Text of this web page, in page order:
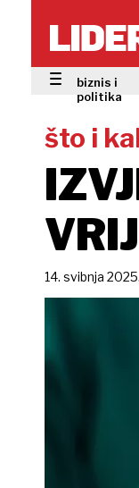
biznis i
politika
što i
14. svibnja 2025.